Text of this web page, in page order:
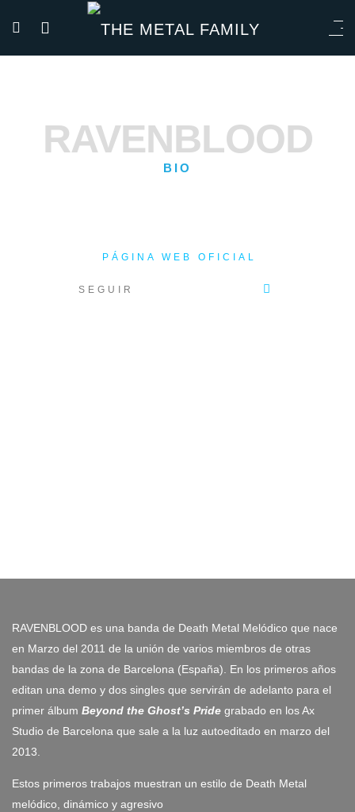
RAVENBLOOD
BIO
PÁGINA WEB OFICIAL
SEGUIR
RAVENBLOOD es una banda de Death Metal Melódico que nace
en Marzo del 2011 de la unión de varios miembros de otras
bandas de la zona de Barcelona (España). En los primeros años
editan una demo y dos singles que servirán de adelanto para el
primer álbum Beyond the Ghost’s Pride grabado en los Ax
Studio de Barcelona que sale a la luz autoeditado en marzo del
2013.
Estos primeros trabajos muestran un estilo de Death Metal
melódico, dinámico y agresivo